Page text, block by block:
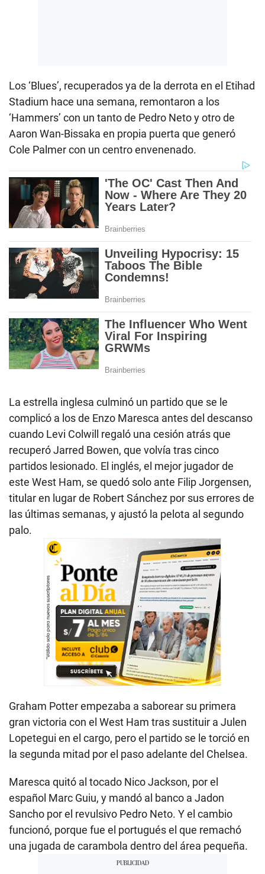
Los ‘Blues’, recuperados ya de la derrota en el Etihad
Stadium hace una semana, remontaron a los
‘Hammers’ con un tanto de Pedro Neto y otro de
Aaron Wan-Bissaka en propia puerta que generó
Cole Palmer con un centro envenenado.
La estrella inglesa culminó un partido que se le
complicó a los de Enzo Maresca antes del descanso
cuando Levi Colwill regaló una cesión atrás que
recuperó Jarred Bowen, que volvía tras cinco
partidos lesionado. El inglés, el mejor jugador de
este West Ham, se quedó solo ante Filip Jorgensen,
titular en lugar de Robert Sánchez por sus errores de
las últimas semanas, y ajustó la pelota al segundo
palo.
Graham Potter empezaba a saborear su primera
gran victoria con el West Ham tras sustituir a Julen
Lopetegui en el cargo, pero el partido se le torció en
la segunda mitad por el paso adelante del Chelsea.
Maresca quitó al tocado Nico Jackson, por el
español Marc Guiu, y mandó al banco a Jadon
Sancho por el revulsivo Pedro Neto. Y el cambio
funcionó, porque fue el portugués el que remachó
una jugada de carambola dentro del área pequeña.